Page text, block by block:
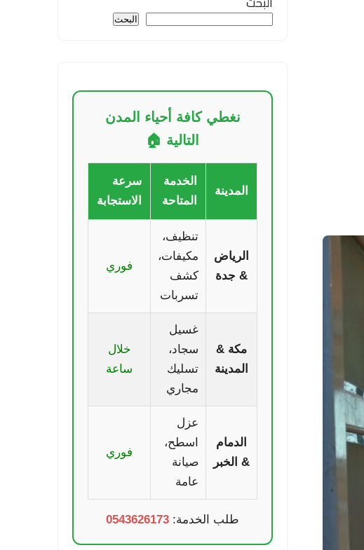
البحث
نغطي كافة أحياء المدن
التالية 🏠
المدينة
الخدمة
المتاحة
سرعة
الاستجابة
الرياض
& جدة
تنظيف،
مكيفات،
كشف
تسربات
فوري
مكة &
المدينة
غسيل
سجاد،
تسليك
مجاري
خلال
ساعة
الدمام
& الخبر
عزل
اسطح،
صيانة
عامة
فوري
طلب الخدمة: 0543626173